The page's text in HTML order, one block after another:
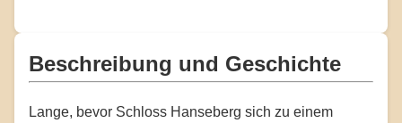
Beschreibung und Geschichte
Lange, bevor Schloss Hanseberg sich zu einem